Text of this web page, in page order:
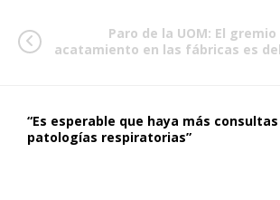
Paro de la UOM: El
acatamiento en las fábricas es
“Es esperable que haya más
patologías respiratorias”